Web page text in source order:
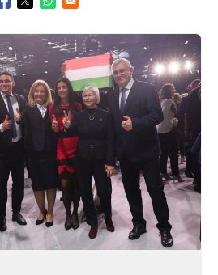
Opens in a new window
Opens in a new window
Opens in a new window